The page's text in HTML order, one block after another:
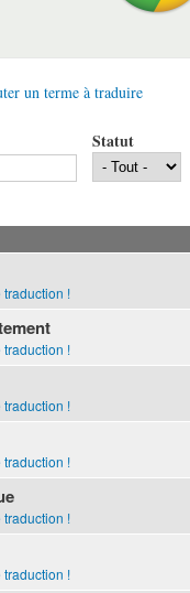
un terme à traduire
Statut
traduction !
traduction !
traduction !
traduction !
traduction !
traduction !